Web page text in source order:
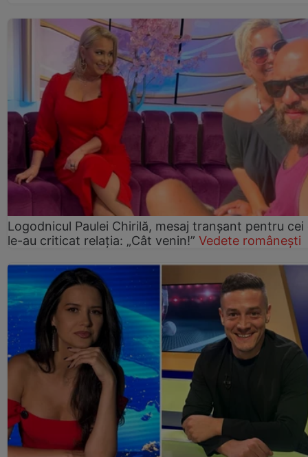
Logodnicul Paulei Chirilă, mesaj tranșant pentru cei
le-au criticat relația: „Cât venin!” Vedete românești